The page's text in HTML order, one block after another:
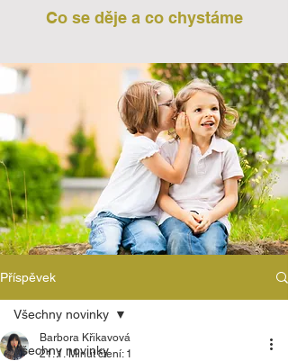
Co se děje a co chystáme
Příspěvek
Všechny novinky
Všechny novinky
Barbora Křikavová
21. 1. Minut čtení: 1